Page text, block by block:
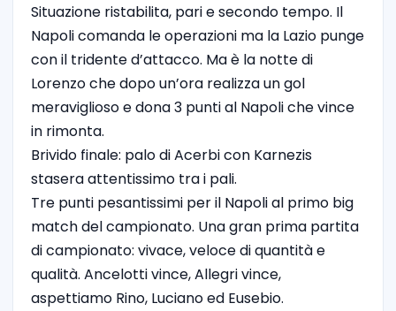
Situazione ristabilita, pari e secondo tempo. Il
Napoli comanda le operazioni ma la Lazio punge
con il tridente d’attacco. Ma è la notte di
Lorenzo che dopo un’ora realizza un gol
meraviglioso e dona 3 punti al Napoli che vince
in rimonta.
Brivido finale: palo di Acerbi con Karnezis
stasera attentissimo tra i pali.
Tre punti pesantissimi per il Napoli al primo big
match del campionato. Una gran prima partita
di campionato: vivace, veloce di quantità e
qualità. Ancelotti vince, Allegri vince,
aspettiamo Rino, Luciano ed Eusebio.